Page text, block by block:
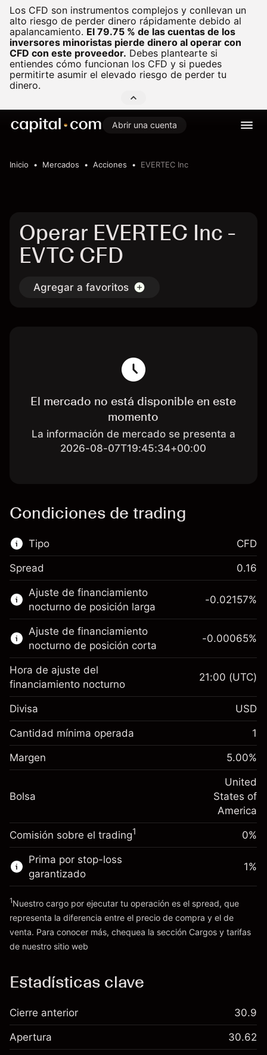
Los CFD son instrumentos complejos y conllevan un
alto riesgo de perder dinero rápidamente debido al
apalancamiento. El 79.75 % de las cuentas de los
inversores minoristas pierde dinero al operar con
CFD con este proveedor. Debes plantearte si
entiendes cómo funcionan los CFD y si puedes
permitirte asumir el elevado riesgo de perder tu
dinero.
Abrir una cuenta
Inicio Mercados Acciones EVERTEC Inc
Operar EVERTEC Inc -
EVTC CFD
Agregar a favoritos
El mercado no está disponible en este
momento
La información de mercado se presenta a
2026-08-07T19:45:34+00:00
Condiciones de trading
Tipo
Este mercado financiero está disponible para
hacer trading con CFD.
Obtén más información sobre:
CFD
CFD
Spread 0.16
Ajuste de financiamiento
nocturno de posición larga
$1,000.00
Ajuste de financiamiento
nocturno
Cargos por el valor total de la
posición
%
(-$4.31)
Tamaño de la operación con apalancamiento
~$20,000.00
$19,000.00
Ir a la plataforma
-0.02157%
Ajuste de financiamiento
nocturno de posición corta
Margen. Tu inversión
$1,000.00
Ajuste de financiamiento
-0.000654
%
(-$0.13)
Tamaño de la operación con apalancamiento
~$20,000.00
Dinero del apalancamiento ~ $
-0.00065%
Hora de ajuste del
financiamiento nocturno
21:00 (UTC)
Divisa USD
Cantidad mínima operada 1
Margen 5.00%
Bolsa
United
States of
America
Comisión sobre el trading1 0%
Prima por stop-loss
garantizado
Cargos
1%
1Nuestro cargo por ejecutar tu operación es el spread, que
representa la diferencia entre el precio de compra y el de
venta. Para conocer más, chequea la sección Cargos y tarifas
de nuestro sitio web
Estadísticas clave
Cierre anterior 30.9
Apertura 30.62